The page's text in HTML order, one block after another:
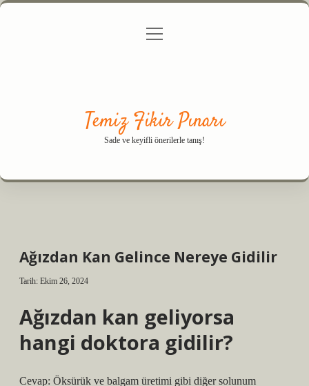
Gizlilik Politikası
menüyü
Temiz Fikir Pınarı
Sade ve keyifli önerilerle tanış!
Ağızdan Kan Gelince Nereye Gidilir
Tarih: Ekim 26, 2024
Ağızdan kan geliyorsa
hangi doktora gidilir?
Cevap: Öksürük ve balgam üretimi gibi diğer solunum